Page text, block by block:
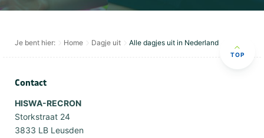
Je bent hier: Home Dagje uit Alle dagjes uit in Nederland
TOP
Contact
HISWA-RECRON
Storkstraat 24
3833 LB Leusden